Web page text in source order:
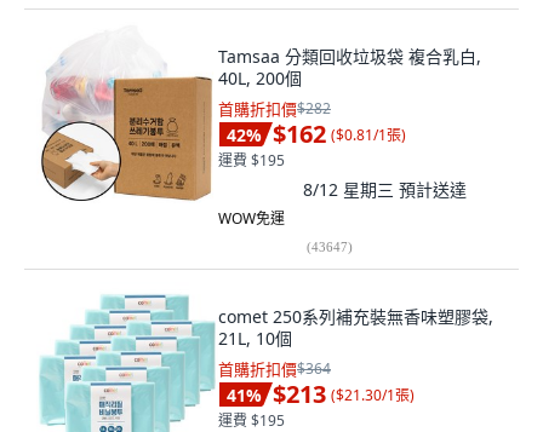
Tamsaa 分類回收垃圾袋 複合乳白,
40L, 200個
首購折扣價$282
42% $162 ($0.81/1張)
運費 $195
8/12 星期三 預計送達
WOW免運
(43647)
comet 250系列補充裝無香味塑膠袋,
21L, 10個
首購折扣價$364
41% $213 ($21.30/1張)
運費 $195